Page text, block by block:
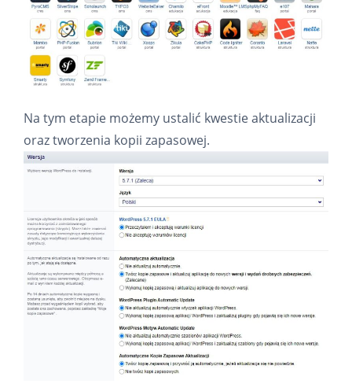
Na tym etapie możemy ustalić kwestie aktualizacji
oraz tworzenia kopii zapasowej.